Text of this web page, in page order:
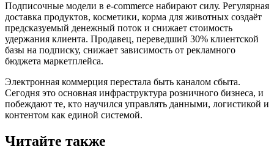
Подписочные модели в e-commerce набирают силу. Регулярная
доставка продуктов, косметики, корма для животных создаёт
предсказуемый денежный поток и снижает стоимость
удержания клиента. Продавец, переведший 30% клиентской
базы на подписку, снижает зависимость от рекламного
бюджета маркетплейса.
Электронная коммерция перестала быть каналом сбыта.
Сегодня это основная инфраструктура розничного бизнеса, и
побеждают те, кто научился управлять данными, логистикой и
контентом как единой системой.
Читайте также